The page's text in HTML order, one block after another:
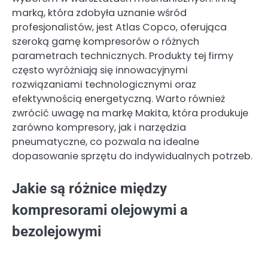
marką, która zdobyła uznanie wśród
profesjonalistów, jest Atlas Copco, oferująca
szeroką gamę kompresorów o różnych
parametrach technicznych. Produkty tej firmy
często wyróżniają się innowacyjnymi
rozwiązaniami technologicznymi oraz
efektywnością energetyczną. Warto również
zwrócić uwagę na markę Makita, która produkuje
zarówno kompresory, jak i narzędzia
pneumatyczne, co pozwala na idealne
dopasowanie sprzętu do indywidualnych potrzeb.
Jakie są różnice między
kompresorami olejowymi a
bezolejowymi